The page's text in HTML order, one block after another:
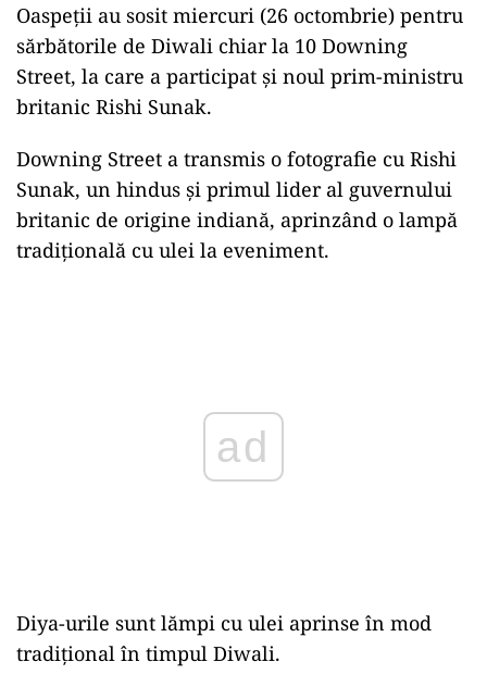
Oaspeții au sosit miercuri (26 octombrie) pentru
sărbătorile de Diwali chiar la 10 Downing
Street, la care a participat și noul prim-ministru
britanic Rishi Sunak.
Downing Street a transmis o fotografie cu Rishi
Sunak, un hindus și primul lider al guvernului
britanic de origine indiană, aprinzând o lampă
tradițională cu ulei la eveniment.
Diya-urile sunt lămpi cu ulei aprinse în mod
tradițional în timpul Diwali.